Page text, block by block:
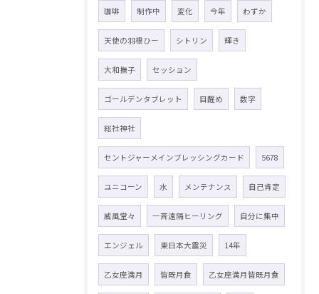
珈琲 制作中 変化 今年 わずか
天使の羽根ひー シトリン 輝き
大和撫子 セッション
ゴールデンタブレット 目醒め 数字
総社神社
セントジャーメインブレッシングカード 5678
ユニコーン 水 メンテナンス 自己肯定
威風堂々 一斉遠隔ヒーリング 自分に集中
エンジェル 東日本大震災 14年
乙女座満月 皆既月食 乙女座満月皆既月食